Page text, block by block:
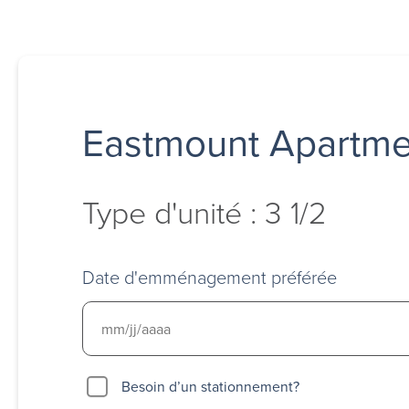
Eastmount
Type d'unité : 3 1/2
Date d'emménagement préférée
BesoinBesoin d’un stationnement?